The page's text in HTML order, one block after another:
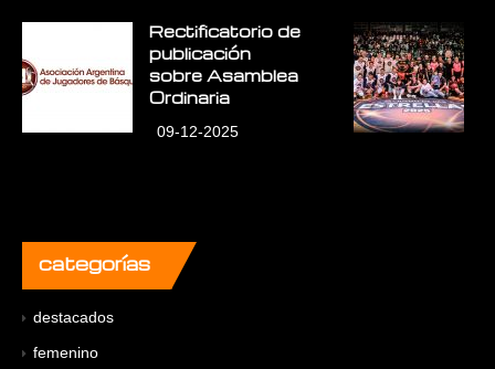
Rectificatorio de
publicación
sobre Asamblea
Ordinaria
09-12-2025
categorías
destacados
femenino